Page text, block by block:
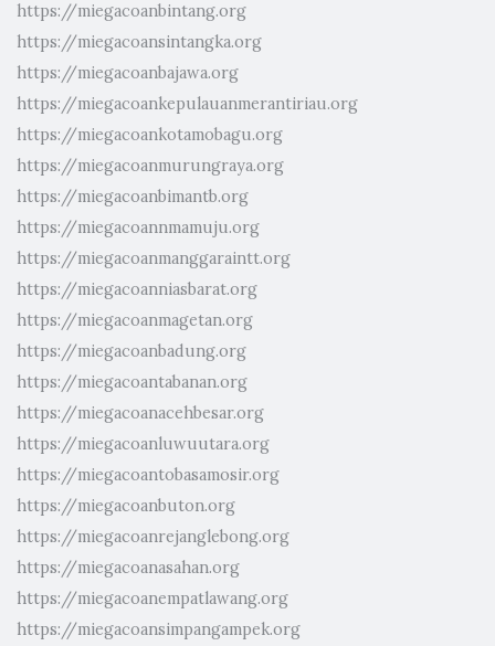
https://miegacoanbintang.org
https://miegacoansintangka.org
https://miegacoanbajawa.org
https://miegacoankepulauanmerantiriau.org
https://miegacoankotamobagu.org
https://miegacoanmurungraya.org
https://miegacoanbimantb.org
https://miegacoannmamuju.org
https://miegacoanmanggaraintt.org
https://miegacoanniasbarat.org
https://miegacoanmagetan.org
https://miegacoanbadung.org
https://miegacoantabanan.org
https://miegacoanacehbesar.org
https://miegacoanluwuutara.org
https://miegacoantobasamosir.org
https://miegacoanbuton.org
https://miegacoanrejanglebong.org
https://miegacoanasahan.org
https://miegacoanempatlawang.org
https://miegacoansimpangampek.org